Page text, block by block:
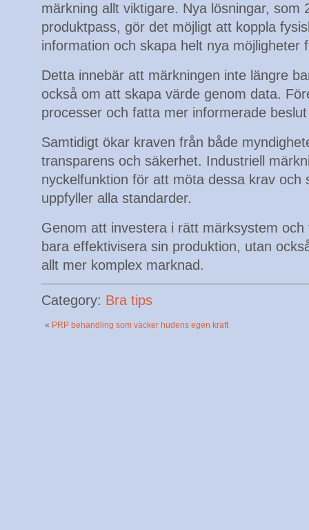
märkning allt viktigare. Nya lösningar, som
produktpass, gör det möjligt att koppla
information och skapa helt nya möjligheter
Detta innebär att märkningen inte längre
också om att skapa värde genom data.
processer och fatta mer informerade
Samtidigt ökar kraven från både
transparens och säkerhet. Industriell
nyckelfunktion för att möta dessa krav och
uppfyller alla standarder.
Genom att investera i rätt märksystem
bara effektivisera sin produktion, utan
allt mer komplex marknad.
Category: Bra tips
« PRP behandling som väcker hudens egen kraft